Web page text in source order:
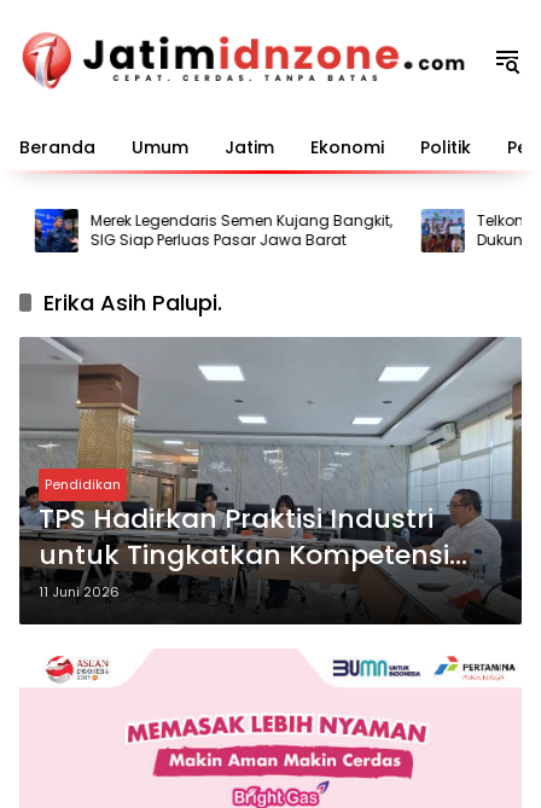
konten
Beranda Umum Jatim Ekonomi Politik
Merek Legendaris Semen Kujang Bangkit,
SIG Siap Perluas Pasar Jawa Barat
Dukung
Erika Asih Palupi.
Pendidikan
TPS Hadirkan Praktisi Industri
untuk Tingkatkan Kompetensi
Mahasiswa Akuntansi UNAIR
11 Juni 2026